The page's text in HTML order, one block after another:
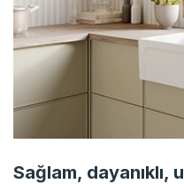
Sağlam, dayanıklı,